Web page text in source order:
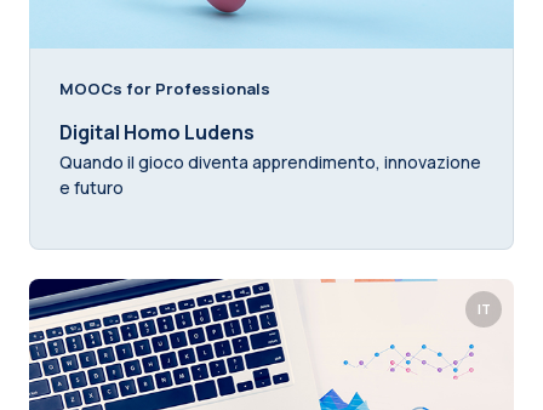
MOOCs for Professionals
Digital Homo Ludens
Quando il gioco diventa apprendimento, innovazione
e futuro
IT